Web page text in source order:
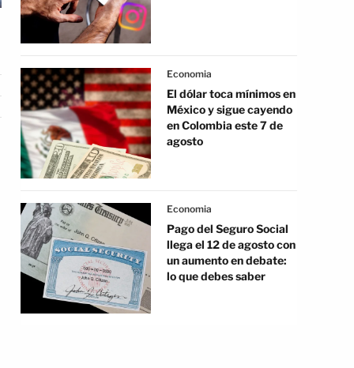
Economia
El dólar toca mínimos en
México y sigue cayendo
en Colombia este 7 de
agosto
Economia
Pago del Seguro Social
llega el 12 de agosto con
un aumento en debate:
lo que debes saber